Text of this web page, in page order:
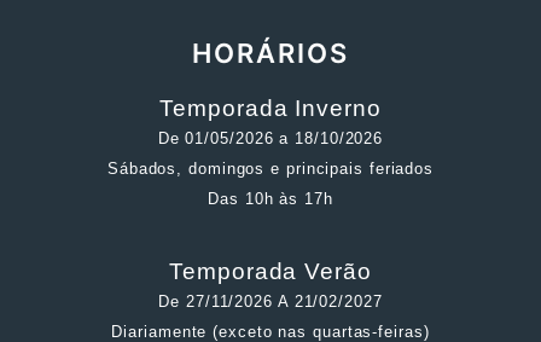
HORÁRIOS
Temporada Inverno
De 01/05/2026 a 18/10/2026
Sábados, domingos e principais feriados
Das 10h às 17h
Temporada Verão
De 27/11/2026 A 21/02/2027
Diariamente (exceto nas quartas-feiras)